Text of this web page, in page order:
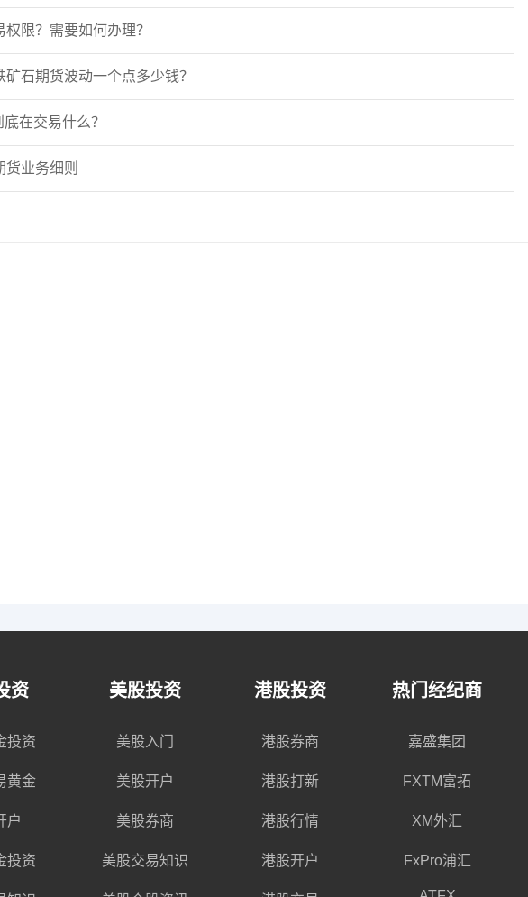
限？需要如何办理？
石期货波动一个点多少钱？
在交易什么？
货业务细则
资
投资
黄金
户
投资
美股投资
美股入门
美股开户
美股券商
美股交易知识
港股投资
港股券商
港股打新
港股行情
港股开户
热门经纪商
嘉盛集团
FXTM富拓
XM外汇
FxPro浦汇